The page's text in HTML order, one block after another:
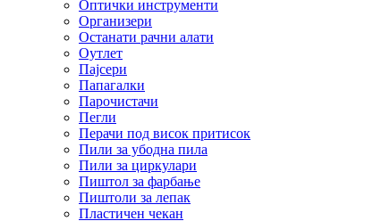
Оптички инструменти
Организери
Останати рачни алати
Оутлет
Пајсери
Папагалки
Парочистачи
Пегли
Перачи под висок притисок
Пили за убодна пила
Пили за циркулари
Пиштол за фарбање
Пиштоли за лепак
Пластичен чекан